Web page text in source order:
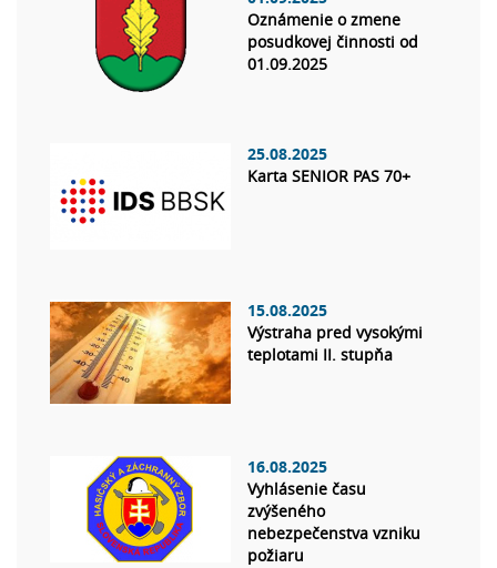
Oznámenie o zmene
posudkovej činnosti od
01.09.2025
25.08.2025
Karta SENIOR PAS 70+
15.08.2025
Výstraha pred vysokými
teplotami II. stupňa
16.08.2025
Vyhlásenie času
zvýšeného
nebezpečenstva vzniku
požiaru